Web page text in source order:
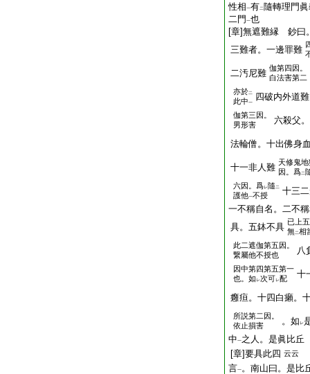
性相一有二 隨轉理門
二門 一也
[章]無遮難縁 鈔曰
三難者。一邊罪難
二汚尼難 伽第四因。
白法害第二
亦於二
此中一
四破内外道難
伽第三因。
男形害
六殺父
法輪僧。十出佛身
十一非人難 天修鬼
因。爲二
六因。爲レ隨 二
護他一不授
十三
一不稱自名。二不
具。五鉢不具 已上
無二相
此二遮伽第五因。
繋屬他不授也
八
因中第四第五第一
也。如 レ次可レ配 十
癰疸。十四白癩。
所説第二因。
依止損害
。如 レ
中一之人。是眞比丘
[章]要具此四 云云
言一。南山曰。是比